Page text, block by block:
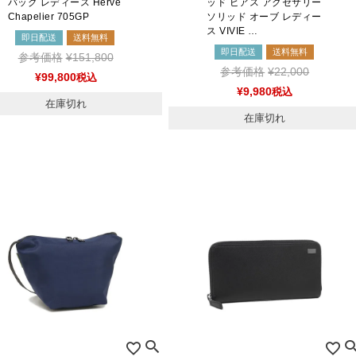
Chapelier 705GP
即日配送 送料無料
参考価格 ¥151,800
¥99,800税込
在庫切れ
ソリッド オーブ レディー
ス VIVIE …
即日配送 送料無料
参考価格 ¥22,000
¥9,980税込
在庫切れ